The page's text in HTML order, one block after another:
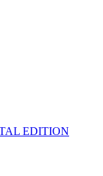
EDITION